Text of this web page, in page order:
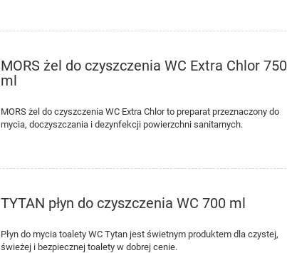
MORS żel do czyszczenia WC Extra Chlor 750
ml
MORS żel do czyszczenia WC Extra Chlor to preparat przeznaczony do
mycia, doczyszczania i dezynfekcji powierzchni sanitarnych.
TYTAN płyn do czyszczenia WC 700 ml
Płyn do mycia toalety WC Tytan jest świetnym produktem dla czystej,
świeżej i bezpiecznej toalety w dobrej cenie.